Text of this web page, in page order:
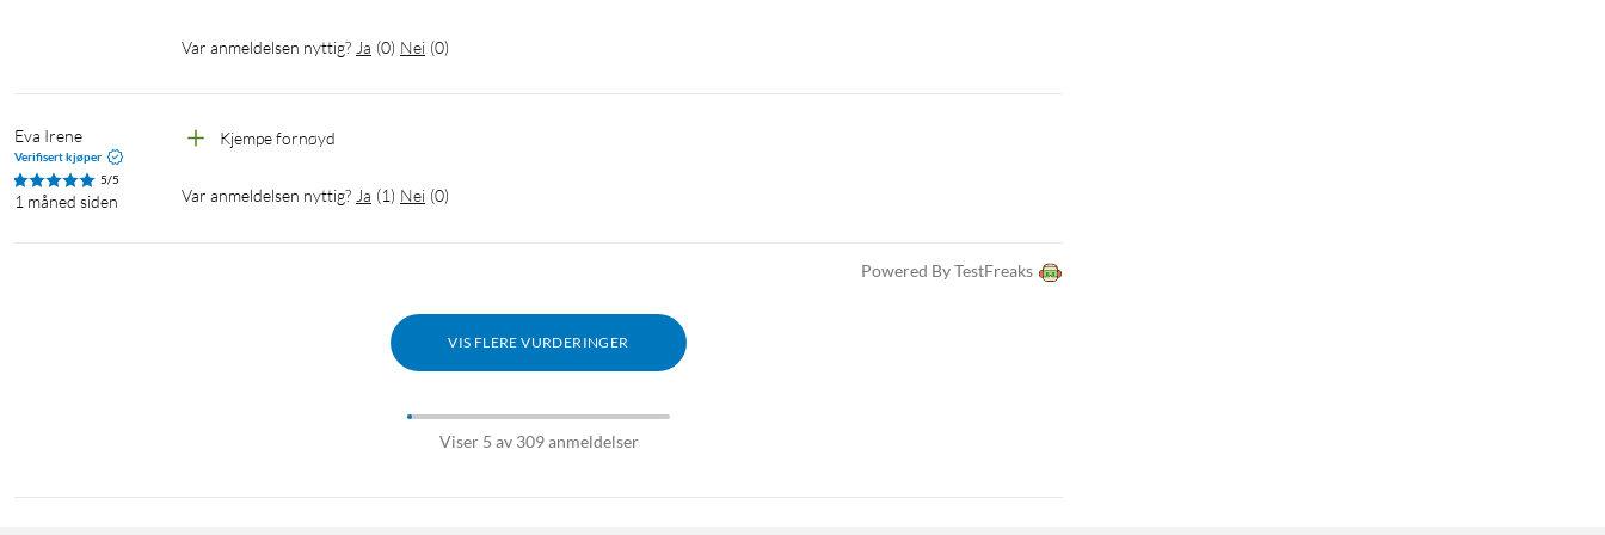
Var anmeldelsen nyttig? Ja (0) Nei (0)
Eva Irene
Verifisert kjøper
5/5
1 måned siden
Kjempe fornøyd
Var anmeldelsen nyttig? Ja (1) Nei (0)
Powered By TestFreaks
VIS FLERE VURDERINGER
Viser 5 av 309 anmeldelser